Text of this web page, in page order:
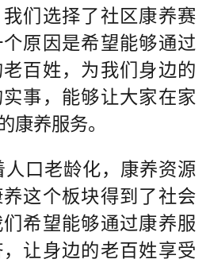
们选择了社区康养赛
原因是希望能够通过
百姓，为我们身边的
事，能够让大家在家
康养服务。
人口老龄化，康养资源
这个板块得到了社会
希望能够通过康养服
让身边的老百姓享受